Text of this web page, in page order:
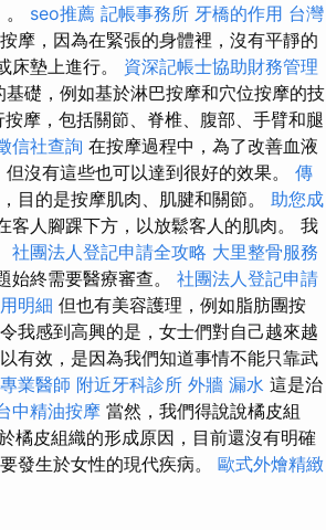
seo推薦 記帳事務所 牙橋的作用 台灣
摩，因為在緊張的身體裡，沒有平靜的
床墊上進行。 資深記帳士協助財務管理
礎，例如基於淋巴按摩和穴位按摩的技
摩，包括關節、脊椎、腹部、手臂和腿
信社查詢 在按摩過程中，為了改善血液
沒有這些也可以達到很好的效果。 傳
目的是按摩肌肉、肌腱和關節。 助您成
客人腳踝下方，以放鬆客人的肌肉。 我
社團法人登記申請全攻略 大里整骨服務
始終需要醫療審查。 社團法人登記申請
明細 但也有美容護理，例如脂肪團按
我感到高興的是，女士們對自己越來越
有效，是因為我們知道事情不能只靠武
業醫師 附近牙科診所 外牆 漏水 這是治
中精油按摩 當然，我們得說說橘皮組
橘皮組織的形成原因，目前還沒有明確
發生於女性的現代疾病。 歐式外燴精緻